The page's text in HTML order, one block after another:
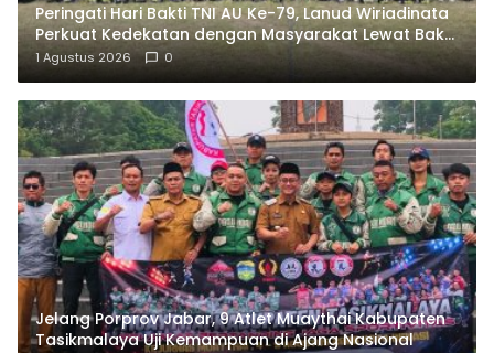
Peringati Hari Bakti TNI AU Ke-79, Lanud Wiriadinata
Perkuat Kedekatan dengan Masyarakat Lewat Bakti
Sosial
1 Agustus 2026 0
Jelang Porprov Jabar, 9 Atlet Muaythai Kabupaten
Tasikmalaya Uji Kemampuan di Ajang Nasional